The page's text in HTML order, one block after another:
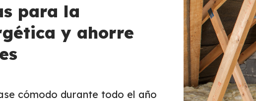
para la
y ahorre
cómodo durante todo el año